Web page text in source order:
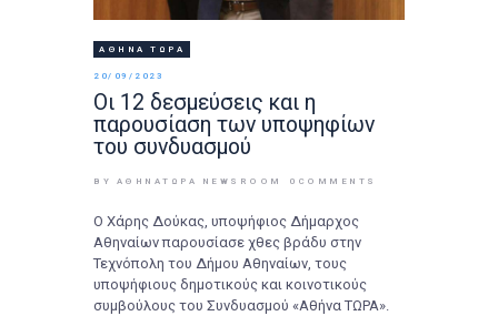
ΑΘΉΝΑ ΤΩΡΑ
20/09/2023
Οι 12 δεσμεύσεις και η
παρουσίαση των υποψηφίων
του συνδυασμού
BY ΑΘΉΝΑΤΩΡΑ NEWSROOM 0 COMMENTS
Ο Χάρης Δούκας, υποψήφιος Δήμαρχος
Αθηναίων παρουσίασε χθες βράδυ στην
Τεχνόπολη του Δήμου Αθηναίων, τους
υποψήφιους δημοτικούς και κοινοτικούς
συμβούλους του Συνδυασμού «Αθήνα ΤΩΡΑ».